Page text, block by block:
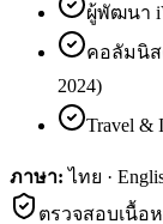
ผู้พัฒนา
คอลัมนิสต์
2024)
Travel &
ภาษา: ไทย ·
ตรวจสอบเนื้อ